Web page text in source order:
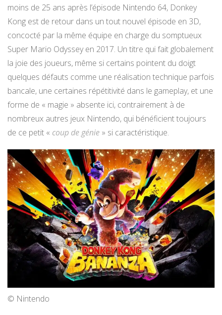
moins de 25 ans après l’épisode Nintendo 64, Donkey
Kong est de retour dans un tout nouvel épisode en 3D,
concocté par la même équipe en charge du somptueux
Super Mario Odyssey en 2017. Un titre qui fait globalement
la joie des joueurs, même si certains pointent du doigt
quelques défauts comme une réalisation technique parfois
bancale, une certaines répétitivité dans le gameplay, et une
forme de « magie » absente ici, contrairement à de
nombreux autres jeux Nintendo, qui bénéficient toujours
de ce petit « coup de génie » si caractéristique.
© Nintendo